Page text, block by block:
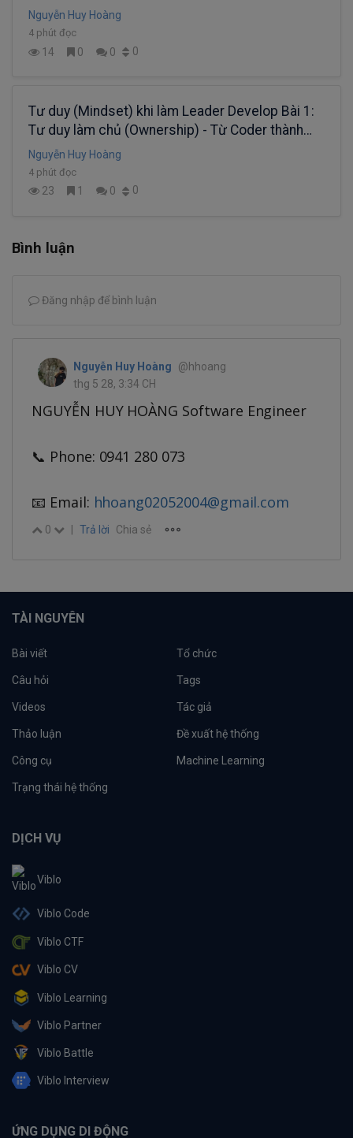
TIMEZONE
Nguyễn Huy Hoàng
4 phút đọc
14 0 0 0
Tư duy (Mindset) khi làm Leader Develop Bài 1:
Tư duy làm chủ (Ownership) - Từ Coder thành
Problem Solver.
Nguyễn Huy Hoàng
4 phút đọc
23 1 0 0
Bình luận
Đăng nhập để bình luận
Nguyễn Huy Hoàng
@hhoang
thg 5 28, 3:34 CH
NGUYỄN HUY HOÀNG Software Engineer
📞 Phone: 0941 280 073
📧 Email: hhoang02052004@gmail.com
0 Trả lời Chia sẻ
TÀI NGUYÊN
Bài viết Tổ chức
Câu hỏi Tags
Videos Tác giả
Thảo luận Đề xuất hệ thống
Công cụ Machine Learning
Trạng thái hệ thống
DỊCH VỤ
Viblo
Viblo Code
Viblo CTF
Viblo CV
Viblo Learning
Viblo Partner
Viblo Battle
Viblo Interview
ỨNG DỤNG DI ĐỘNG